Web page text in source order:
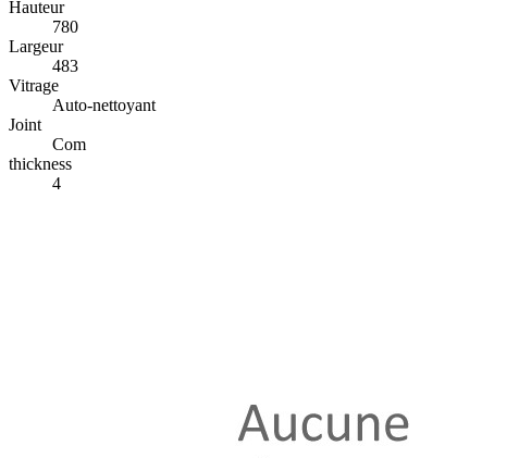
Hauteur
780
Largeur
483
Vitrage
Auto-nettoyant
Joint
Com
thickness
4